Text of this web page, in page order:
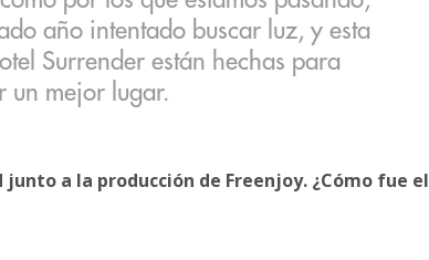
año intentado buscar luz, y esta
Surrender están hechas para
un mejor lugar.
a la producción de Freenjoy. ¿Cómo fue el